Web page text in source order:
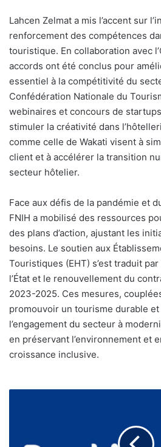
Lahcen Zelmat a mis l’accent sur
renforcement des compétences
touristique. En collaboration avec
accords ont été conclus pour
essentiel à la compétitivité du
Confédération Nationale du
webinaires et concours de
stimuler la créativité dans
comme celle de Wakati visent à
client et à accélérer la transition
secteur hôtelier.
Face aux défis de la pandémie et
FNIH a mobilisé des ressources
des plans d’action, ajustant les
besoins. Le soutien aux
Touristiques (EHT) s’est traduit
l’État et le renouvellement du
2023-2025. Ces mesures,
promouvoir un tourisme durable
l’engagement du secteur à
en préservant l’environnement et
croissance inclusive.